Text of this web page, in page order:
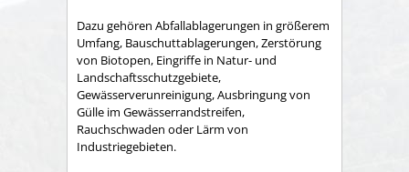
Dazu gehören Abfallablagerungen in größerem
Umfang, Bauschuttablagerungen, Zerstörung
von Biotopen, Eingriffe in Natur- und
Landschaftsschutzgebiete,
Gewässerverunreinigung, Ausbringung von
Gülle im Gewässerrandstreifen,
Rauchschwaden oder Lärm von
Industriegebieten.